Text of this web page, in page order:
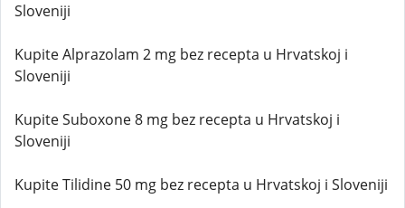
Sloveniji
Kupite Alprazolam 2 mg bez recepta u Hrvatskoj i
Sloveniji
Kupite Suboxone 8 mg bez recepta u Hrvatskoj i
Sloveniji
Kupite Tilidine 50 mg bez recepta u Hrvatskoj i Sloveniji